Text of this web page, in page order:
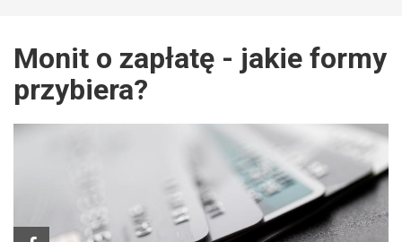
Monit o zapłatę - jakie formy
przybiera?